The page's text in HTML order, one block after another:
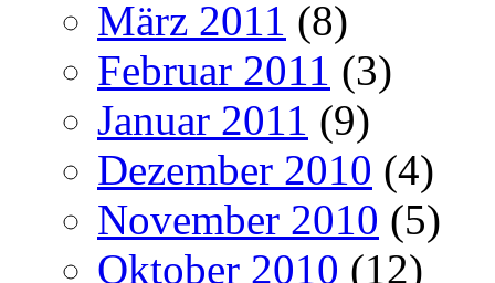
März 2011 (8)
Februar 2011 (3)
Januar 2011 (9)
Dezember 2010 (4)
November 2010 (5)
Oktober 2010 (12)